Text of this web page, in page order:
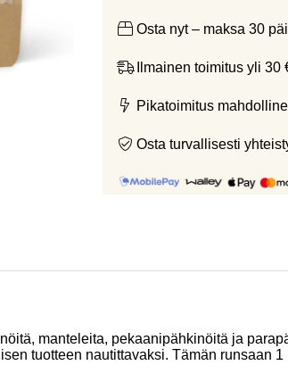
Osta nyt – maksa 30
Ilmainen toimitus yli 30
Pikatoimitus
Osta turvallisesti
manteleita, pekaanipähkinöitä ja
tuotteen nautittavaksi. Tämän runsaan